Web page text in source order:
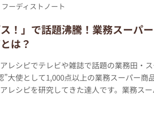
フーディストノート
ス！」で話題沸騰！業務スーパ
は？
レシピでテレビや雑誌で話題の業務田・
”大使として1,000点以上の業務スーパー商
レシピを研究してきた達人です。業務スー